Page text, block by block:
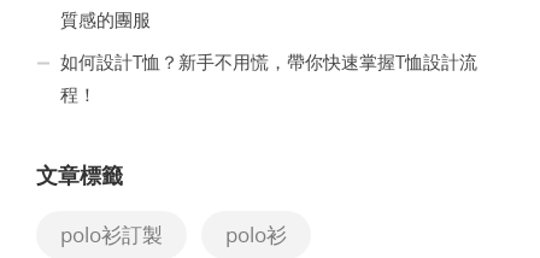
質感的團服
如何設計T恤？新手不用慌，帶你快速掌握T恤設計流
程！
文章標籤
polo衫訂製 polo衫